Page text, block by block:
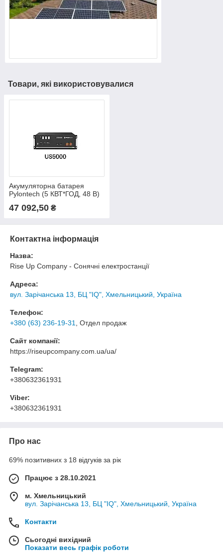
Товари, які використовувалися
Акумуляторна батарея
Pylontech (5 КВТ*ГОД, 48 В)
PYLONTECH US5000
47 092,50 ₴
Контактна інформація
Назва:
Rise Up Company - Сонячні електростанції
Адреса:
вул. Зарічанська 13, БЦ "IQ", Хмельницький, Україна
Телефон:
+380 (63) 236-19-31
, Отдел продаж
Сайт компанії:
https://riseupcompany.com.ua/ua/
Telegram:
+380632361931
Viber:
+380632361931
Про нас
69% позитивних з 18 відгуків за рік
Працює з 28.10.2021
м. Хмельницький
вул. Зарічанська 13, БЦ "IQ", Хмельницький, Україна
Контакти
Сьогодні вихідний
Показати весь графік роботи